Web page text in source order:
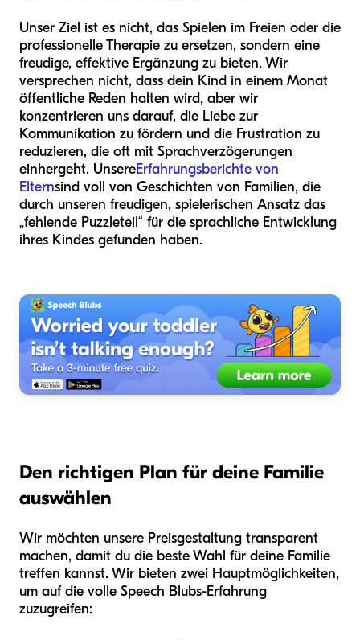
Unser Ziel ist es nicht, das Spielen im Freien oder die
professionelle Therapie zu ersetzen, sondern eine
freudige, effektive Ergänzung zu bieten. Wir
versprechen nicht, dass dein Kind in einem Monat
öffentliche Reden halten wird, aber wir
konzentrieren uns darauf, die Liebe zur
Kommunikation zu fördern und die Frustration zu
reduzieren, die oft mit Sprachverzögerungen
einhergeht. UnsereErfahrungsberichte von
Elternsind voll von Geschichten von Familien, die
durch unseren freudigen, spielerischen Ansatz das
„fehlende Puzzleteil“ für die sprachliche Entwicklung
ihres Kindes gefunden haben.
Den richtigen Plan für deine Familie
auswählen
Wir möchten unsere Preisgestaltung transparent
machen, damit du die beste Wahl für deine Familie
treffen kannst. Wir bieten zwei Hauptmöglichkeiten,
um auf die volle Speech Blubs-Erfahrung
zuzugreifen: